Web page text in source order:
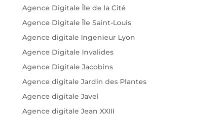
Agence Digitale Île de la Cité
Agence Digitale Île Saint-Louis
Agence digitale Ingenieur Lyon
Agence Digitale Invalides
Agence Digitale Jacobins
Agence digitale Jardin des Plantes
Agence digitale Javel
Agence digitale Jean XXIII